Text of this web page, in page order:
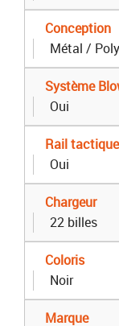
Conception
Métal /
Système
Oui
Rail
Oui
Chargeur
22 billes
Coloris
Noir
Marque